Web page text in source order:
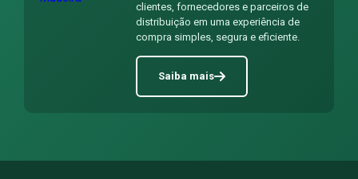
clientes, fornecedores e parceiros de
distribuição em uma experiência de
compra simples, segura e eficiente.
Saiba mais